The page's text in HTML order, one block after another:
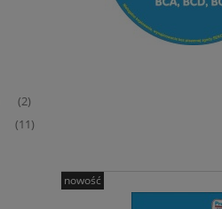
(2)
(11)
nowość